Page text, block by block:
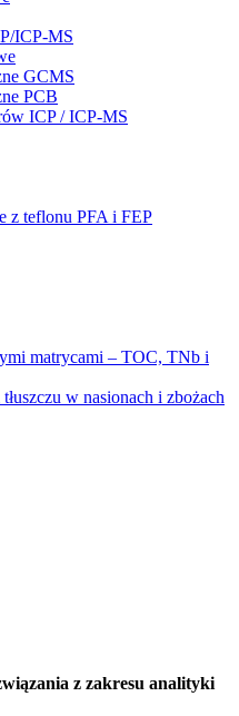
ICP-MS
GCMS
PCB
ICP / ICP-MS
z teflonu PFA i FEP
matrycami – TOC, TNb i
w nasionach i zbożach
z zakresu analityki